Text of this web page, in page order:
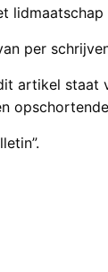
per
artikel